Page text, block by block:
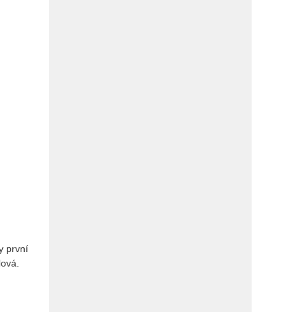
první